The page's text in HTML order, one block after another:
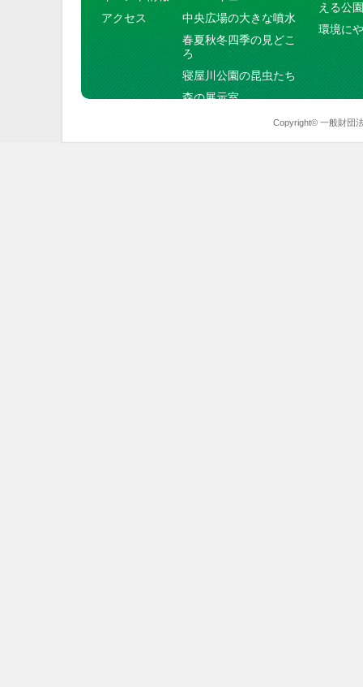
アクセス
中央広場の大きな噴水
春夏秋冬四季の見どこ
ろ
寝屋川公園の昆虫たち
森の展示室
える公園
環境に
Copyright© 一般財団